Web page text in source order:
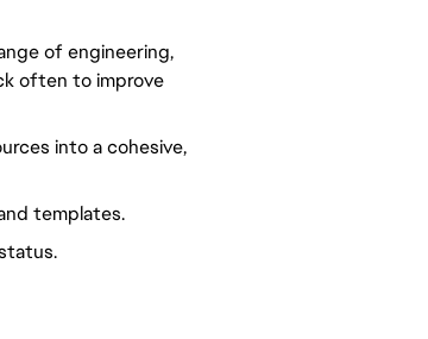
of engineering,
often to improve
into a cohesive,
templates.